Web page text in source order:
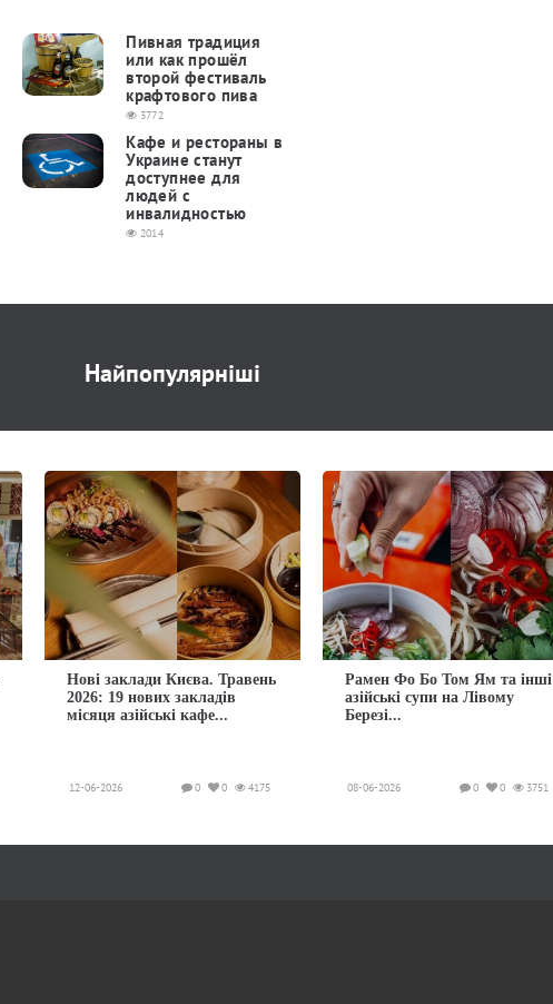
Пивная традиция
или как прошёл
второй фестиваль
крафтового пива
3772
Кафе и рестораны в
Украине станут
доступнее для
людей с
инвалидностью
2014
Найпопулярніші
Нові заклади Києва. Травень
2026: 19 нових закладів
місяця азійські кафе...
12-06-2026 4175
0
0
Рамен Фо Бо Том Ям та інші
азійські супи на Лівому
Березі...
08-06-2026 3751
0
0